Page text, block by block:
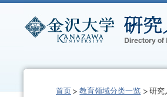
首页 教育领域分类一览 研究